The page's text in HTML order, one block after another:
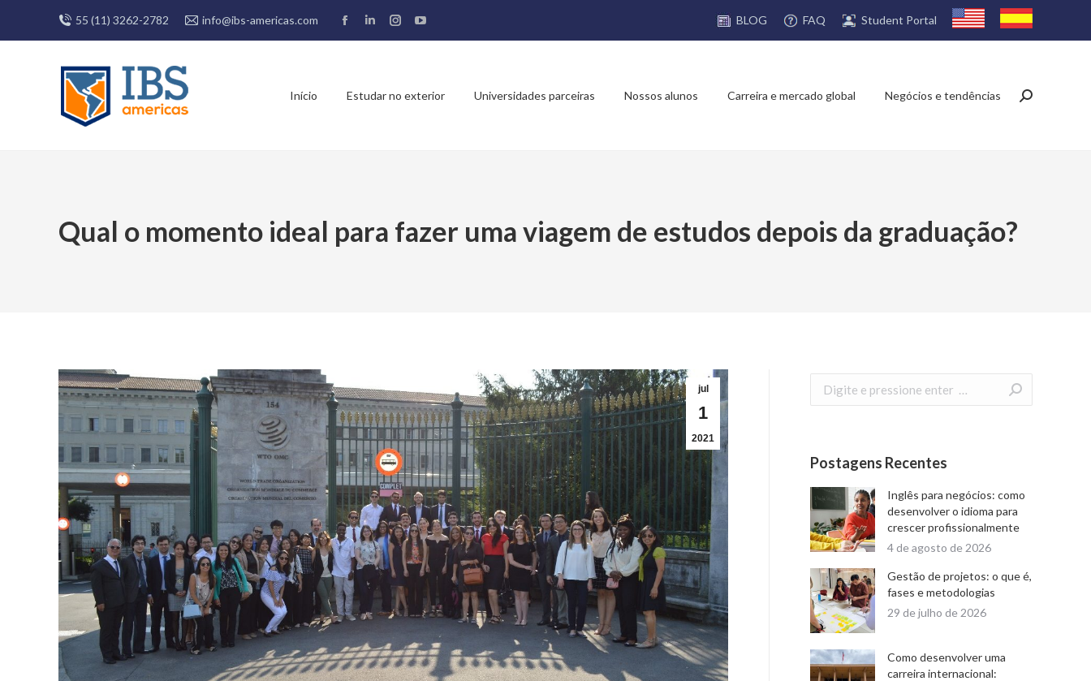
55 (11) 3262-2782 info@ibs-americas.com
Facebook
in
Linkedin
in
Instagram
in
in
BLOG FAQ Student Portal
Início Estudar no exterior Universidades parceiras Nossos alunos Carreira e mercado global Negócios e tendências Search:
Qual o momento ideal para fazer uma viagem de estudos depois da graduação?
jul
1
2021
Postagens Recentes
Inglês para negócios: como
desenvolver o idioma para
crescer profissionalmente
4 de agosto de 2026
Gestão de projetos: o que é,
fases e metodologias
29 de julho de 2026
Como desenvolver uma
carreira internacional: